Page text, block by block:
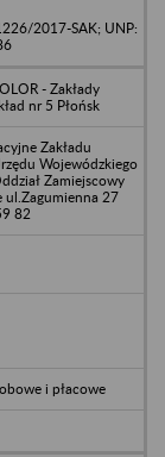
2017-SAK; UNP:
- Zakłady
nr 5 Płońsk
Zakładu
Wojewódzkiego
Zamiejscowy
ul.Zagumienna 27
82
i płacowe